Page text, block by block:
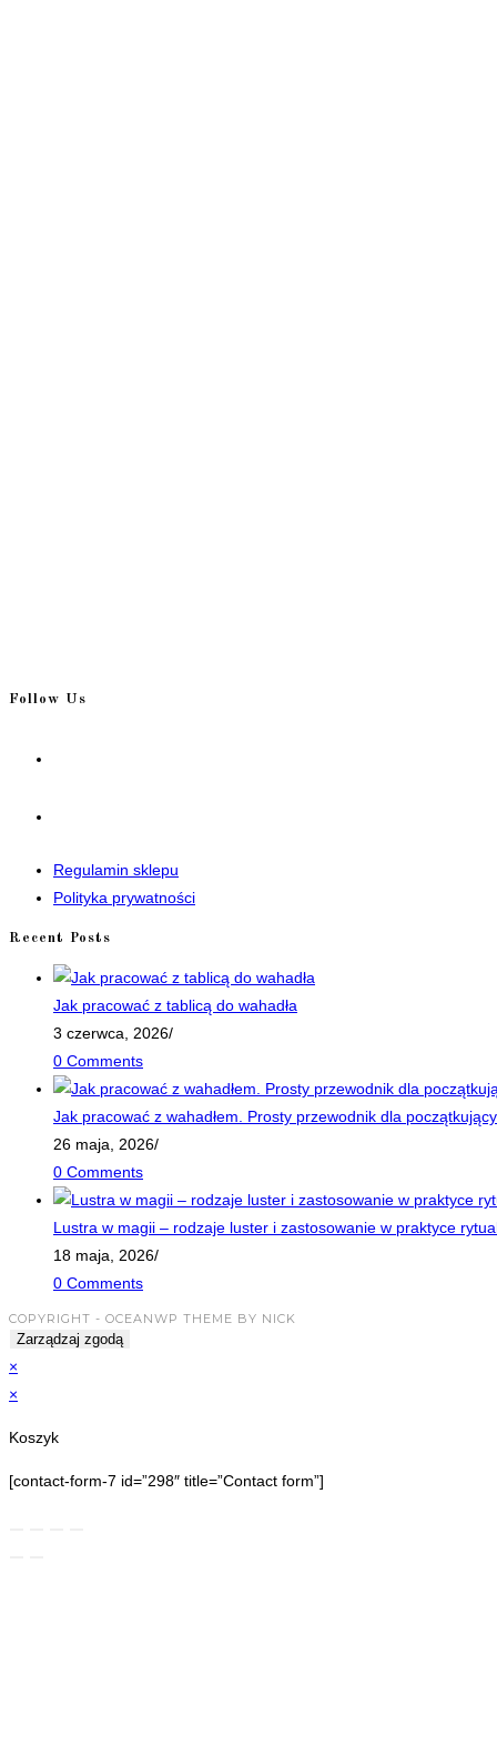
Follow Us
new
tab
Regulamin sklepu
Polityka prywatności
Recent Posts
Jak pracować z tablicą do wahadła
3 czerwca, 2026/
0 Comments
Jak pracować z wahadłem. Prosty przewodnik dla
26 maja, 2026/
0 Comments
Lustra w magii – rodzaje luster i zastosowanie w praktyce
18 maja, 2026/
0 Comments
COPYRIGHT - OCEANWP THEME BY NICK
Zarządzaj zgodą
×
×
Koszyk
[contact-form-7 id=”298″ title=”Contact form”]